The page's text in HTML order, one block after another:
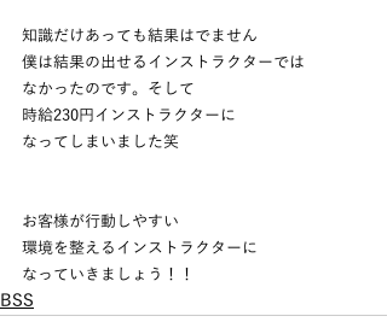
知識だけあっても結果はでません
僕は結果の出せるインストラクターでは
なかったのです。そして
時給230円インストラクターに
なってしまいました笑
お客様が行動しやすい
環境を整えるインストラクターに
なっていきましょう！！
BSS